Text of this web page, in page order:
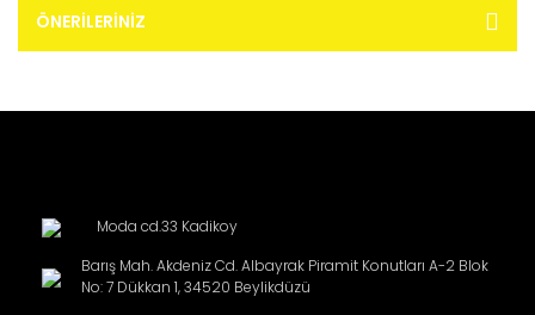
ÖNERILERINIZ
Moda cd.33 Kadikoy
Barış Mah. Akdeniz Cd. Albayrak Piramit Konutları A-2 Blok
No: 7 Dükkan 1, 34520 Beylikdüzü